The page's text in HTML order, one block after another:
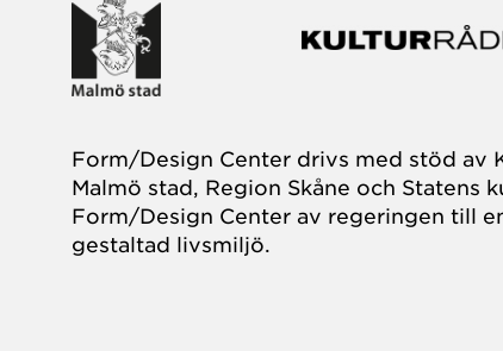
Form/Design Center drivs med stöd av
Malmö stad, Region Skåne och Statens
Form/Design Center av regeringen till
gestaltad livsmiljö.